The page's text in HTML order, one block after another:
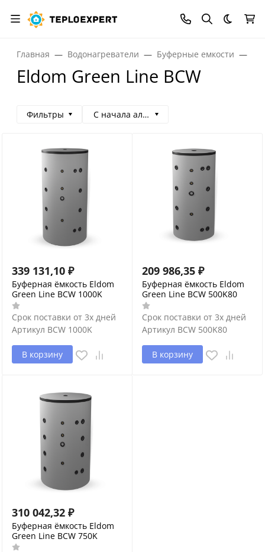
Темная
Главная Водонагреватели Буферные емкости
Eldom Green Line BCW
Фильтры С начала алфавита
339 131,10 ₽
Буферная ёмкость Eldom
Green Line BCW 1000K
Срок поставки от 3х дней
Артикул BCW 1000K
В корзину
209 986,35 ₽
Буферная ёмкость Eldom
Green Line BCW 500K80
Срок поставки от 3х дней
Артикул BCW 500K80
В корзину
310 042,32 ₽
Буферная ёмкость Eldom
Green Line BCW 750K